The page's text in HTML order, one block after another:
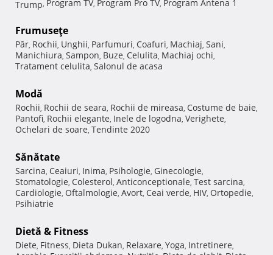
Trump, Program TV, Program Pro TV, Program Antena 1
Frumuseţe
Păr, Rochii, Unghii, Parfumuri, Coafuri, Machiaj, Sani,
Manichiura, Sampon, Buze, Celulita, Machiaj ochi,
Tratament celulita, Salonul de acasa
Modă
Rochii, Rochii de seara, Rochii de mireasa, Costume de baie,
Pantofi, Rochii elegante, Inele de logodna, Verighete,
Ochelari de soare, Tendinte 2020
Sănătate
Sarcina, Ceaiuri, Inima, Psihologie, Ginecologie,
Stomatologie, Colesterol, Anticonceptionale, Test sarcina,
Cardiologie, Oftalmologie, Avort, Ceai verde, HIV, Ortopedie,
Psihiatrie
Dietă & Fitness
Diete, Fitness, Dieta Dukan, Relaxare, Yoga, Intretinere,